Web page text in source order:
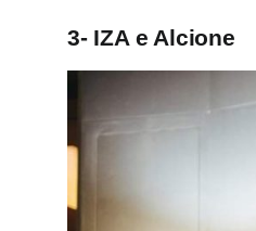
3- IZA e Alcione